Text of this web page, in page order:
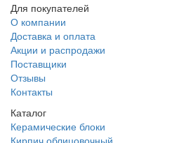
Для покупателей
О компании
Доставка и оплата
Акции и распродажи
Поставщики
Отзывы
Контакты
Каталог
Керамические блоки
Кирпич облицовочный